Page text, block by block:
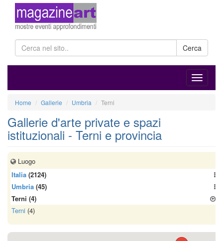
Cerca
Home Gallerie Umbria Terni
Gallerie d'arte private e spazi
istituzionali - Terni e provincia
Luogo
Italia (2124)
Umbria (45)
Terni (4)
Terni (4)